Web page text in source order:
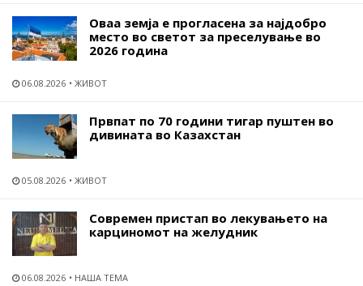
Оваа земја е прогласена за најдобро
место во светот за преселување во
2026 година
06.08.2026 ЖИВОТ
Првпат по 70 години тигар пуштен во
дивината во Казахстан
05.08.2026 ЖИВОТ
Современ пристап во лекувањето на
карциномот на желудник
06.08.2026 НАША ТЕМА